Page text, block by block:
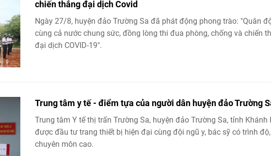
chiến thắng đại dịch Covid
Ngày 27/8, huyện đảo Trường Sa đã phát động phong trào: "Quân
cùng cả nước chung sức, đồng lòng thi đua phòng, chống và chiến
đại dịch COVID-19".
Trung tâm y tế - điểm tựa của người dân huyện đảo Trường
Trung tâm Y tế thị trấn Trường Sa, huyện đảo Trường Sa, tỉnh Khánh
được đầu tư trang thiết bị hiện đại cùng đội ngũ y, bác sỹ có trình độ,
chuyên môn cao.